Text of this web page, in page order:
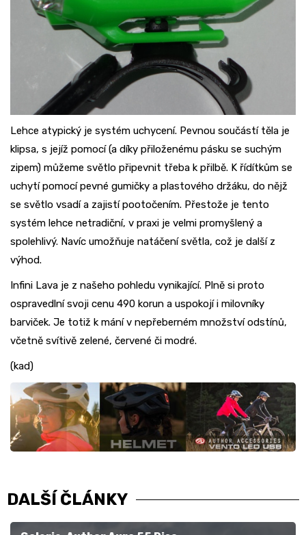
Lehce atypický je systém uchycení. Pevnou součástí těla je
klipsa, s jejíž pomocí (a díky přiloženému pásku se suchým
zipem) můžeme světlo připevnit třeba k přilbě. K řídítkům se
uchytí pomocí pevné gumičky a plastového držáku, do nějž
se světlo vsadí a zajistí pootočením. Přestože je tento
systém lehce netradiční, v praxi je velmi promyšlený a
spolehlivý. Navíc umožňuje natáčení světla, což je další z
výhod.
Infini Lava je z našeho pohledu vynikající. Plně si proto
ospravedlní svoji cenu 490 korun a uspokojí i milovníky
barviček. Je totiž k mání v nepřeberném množství odstínů,
včetně svítivě zelené, červené či modré.
(kad)
DALŠÍ ČLÁNKY